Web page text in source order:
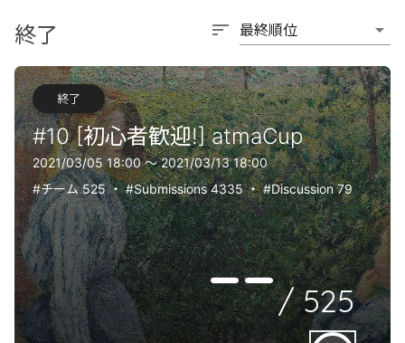
終了 sort 最終順位 arrow_drop_down
終了
#10 [初心者歓迎!] atmaCup
2021/03/05 18:00 〜 2021/03/13 18:00
#チーム 525・#Submissions 4335・#Discussion 79
--/525